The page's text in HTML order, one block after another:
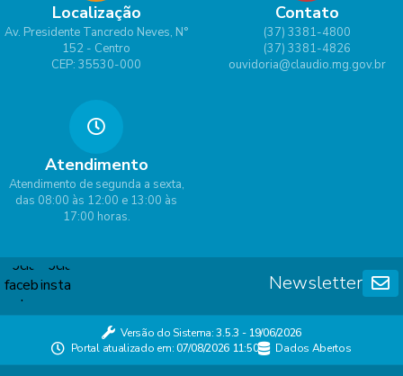
Localização
Av. Presidente Tancredo Neves, N°
152 - Centro
CEP: 35530-000
Contato
(37) 3381-4800
(37) 3381-4826
ouvidoria@claudio.mg.gov.br
Atendimento
Atendimento de segunda a sexta,
das 08:00 às 12:00 e 13:00 às
17:00 horas.
Newsletter
Versão do Sistema:3.5.3 - 19/06/2026
Portal atualizado em:07/08/2026 11:50 Dados Abertos